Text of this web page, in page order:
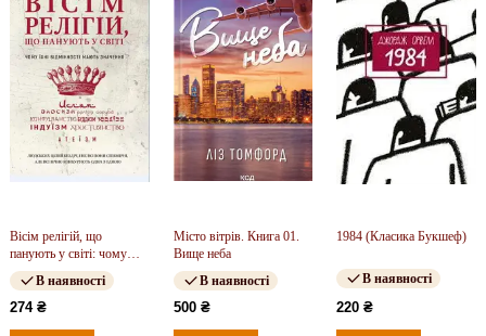
Вісім релігій, що
панують у світі: чому
їхні відмінності мають
значенняВ наявності
274 ₴
Місто вітрів. Книга 01.
Вище неба
В наявності
500 ₴
1984 (Класика Букшеф)
В наявності
220 ₴